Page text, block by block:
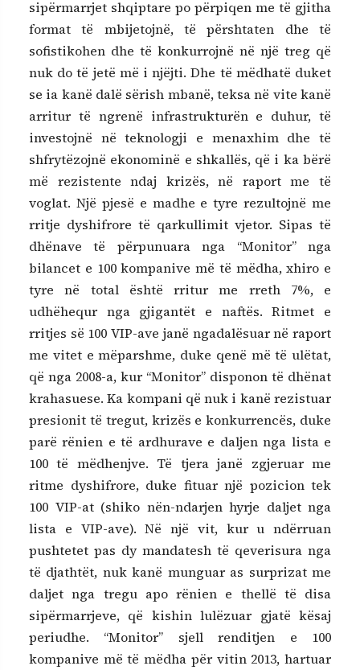
sipërmarrjet shqiptare po përpiqen me të gjitha
format të mbijetojnë, të përshtaten dhe të
sofistikohen dhe të konkurrojnë në një treg që
nuk do të jetë më i njëjti. Dhe të mëdhatë duket
se ia kanë dalë sërish mbanë, teksa në vite kanë
arritur të ngrenë infrastrukturën e duhur, të
investojnë në teknologji e menaxhim dhe të
shfrytëzojnë ekonominë e shkallës, që i ka bërë
më rezistente ndaj krizës, në raport me të
voglat. Një pjesë e madhe e tyre rezultojnë me
rritje dyshifrore të qarkullimit vjetor. Sipas të
dhënave të përpunuara nga “Monitor” nga
bilancet e 100 kompanive më të mëdha, xhiro e
tyre në total është rritur me rreth 7%, e
udhëhequr nga gjigantët e naftës. Ritmet e
rritjes së 100 VIP-ave janë ngadalësuar në raport
me vitet e mëparshme, duke qenë më të ulëtat,
që nga 2008-a, kur “Monitor” disponon të dhënat
krahasuese. Ka kompani që nuk i kanë rezistuar
presionit të tregut, krizës e konkurrencës, duke
parë rënien e të ardhurave e daljen nga lista e
100 të mëdhenjve. Të tjera janë zgjeruar me
ritme dyshifrore, duke fituar një pozicion tek
100 VIP-at (shiko nën-ndarjen hyrje daljet nga
lista e VIP-ave). Në një vit, kur u ndërruan
pushtetet pas dy mandatesh të qeverisura nga
të djathtët, nuk kanë munguar as surprizat me
daljet nga tregu apo rënien e thellë të disa
sipërmarrjeve, që kishin lulëzuar gjatë kësaj
periudhe. “Monitor” sjell renditjen e 100
kompanive më të mëdha për vitin 2013, hartuar